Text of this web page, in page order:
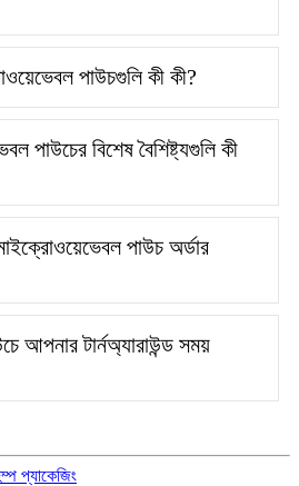
পাউচগুলি কী কী?
পাউচের বিশেষ বৈশিষ্ট্যগুলি কী
পাউচ অর্ডার
আপনার টার্নঅ্যারাউন্ড সময়
প্যাকেজিং